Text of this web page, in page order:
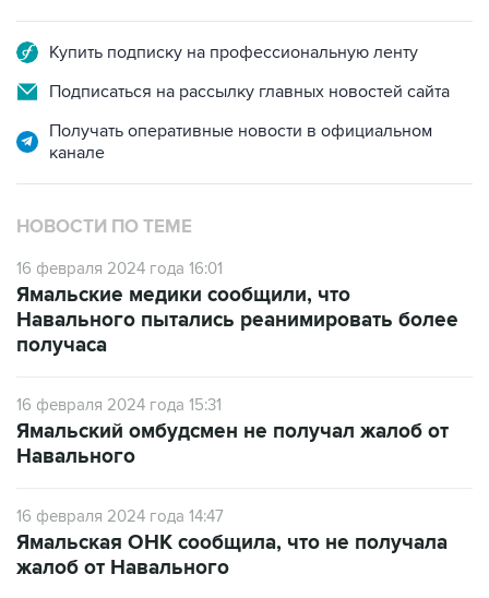
Купить подписку на профессиональную ленту
Подписаться на рассылку главных новостей сайта
Получать оперативные новости в официальном
канале
НОВОСТИ ПО ТЕМЕ
16 февраля 2024 года 16:01
Ямальские медики сообщили, что
Навального пытались реанимировать более
получаса
16 февраля 2024 года 15:31
Ямальский омбудсмен не получал жалоб от
Навального
16 февраля 2024 года 14:47
Ямальская ОНК сообщила, что не получала
жалоб от Навального